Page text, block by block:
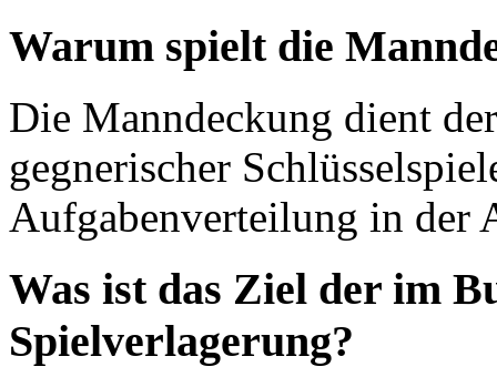
Warum spielt die
Die Manndeckung dient
gegnerischer
Aufgabenverteilung in der
Was ist das Ziel der im
Spielverlagerung?